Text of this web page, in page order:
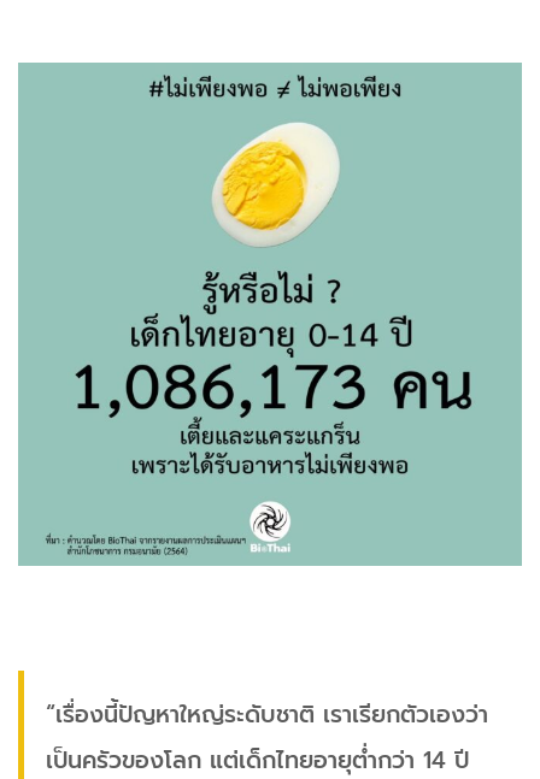
“เรื่องนี้ปัญหาใหญ่ระดับชาติ เราเรียกตัวเองว่า
เป็นครัวของโลก แต่เด็กไทยอายุต่ำกว่า 14 ปี